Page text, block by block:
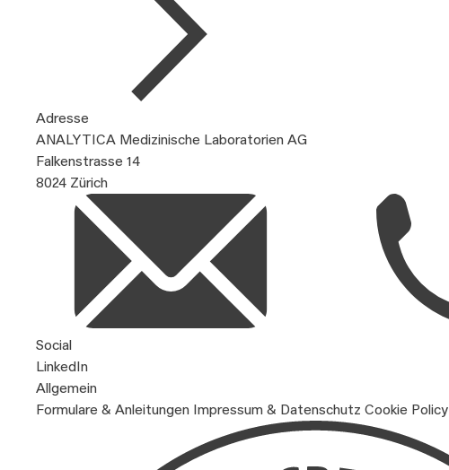
Adresse
ANALYTICA Medizinische Laboratorien AG
Falkenstrasse 14
8024 Zürich
Social
LinkedIn
Allgemein
Formulare & Anleitungen Impressum & Datenschutz Cookie Policy